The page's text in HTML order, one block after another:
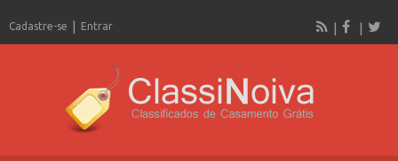
Cadastre-se Entrar